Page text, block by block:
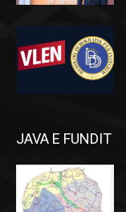
JAVA E FUNDIT